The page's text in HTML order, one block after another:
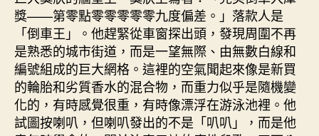
獎——第零點零零零零零九度偏差。」落款人是
「倒車王」。他趕緊從車窗探出頭，發現周圍不再
是熟悉的城市街道，而是一望無際、由無數白線和
編號組成的巨大網格。這裡的空氣聞起來像是新買
的輪胎和劣質香水的混合物，而重力似乎是隨機變
化的，有時感覺很重，有時像漂浮在游泳池裡。他
試圖按喇叭，但喇叭發出的不是「叭叭」，而是他